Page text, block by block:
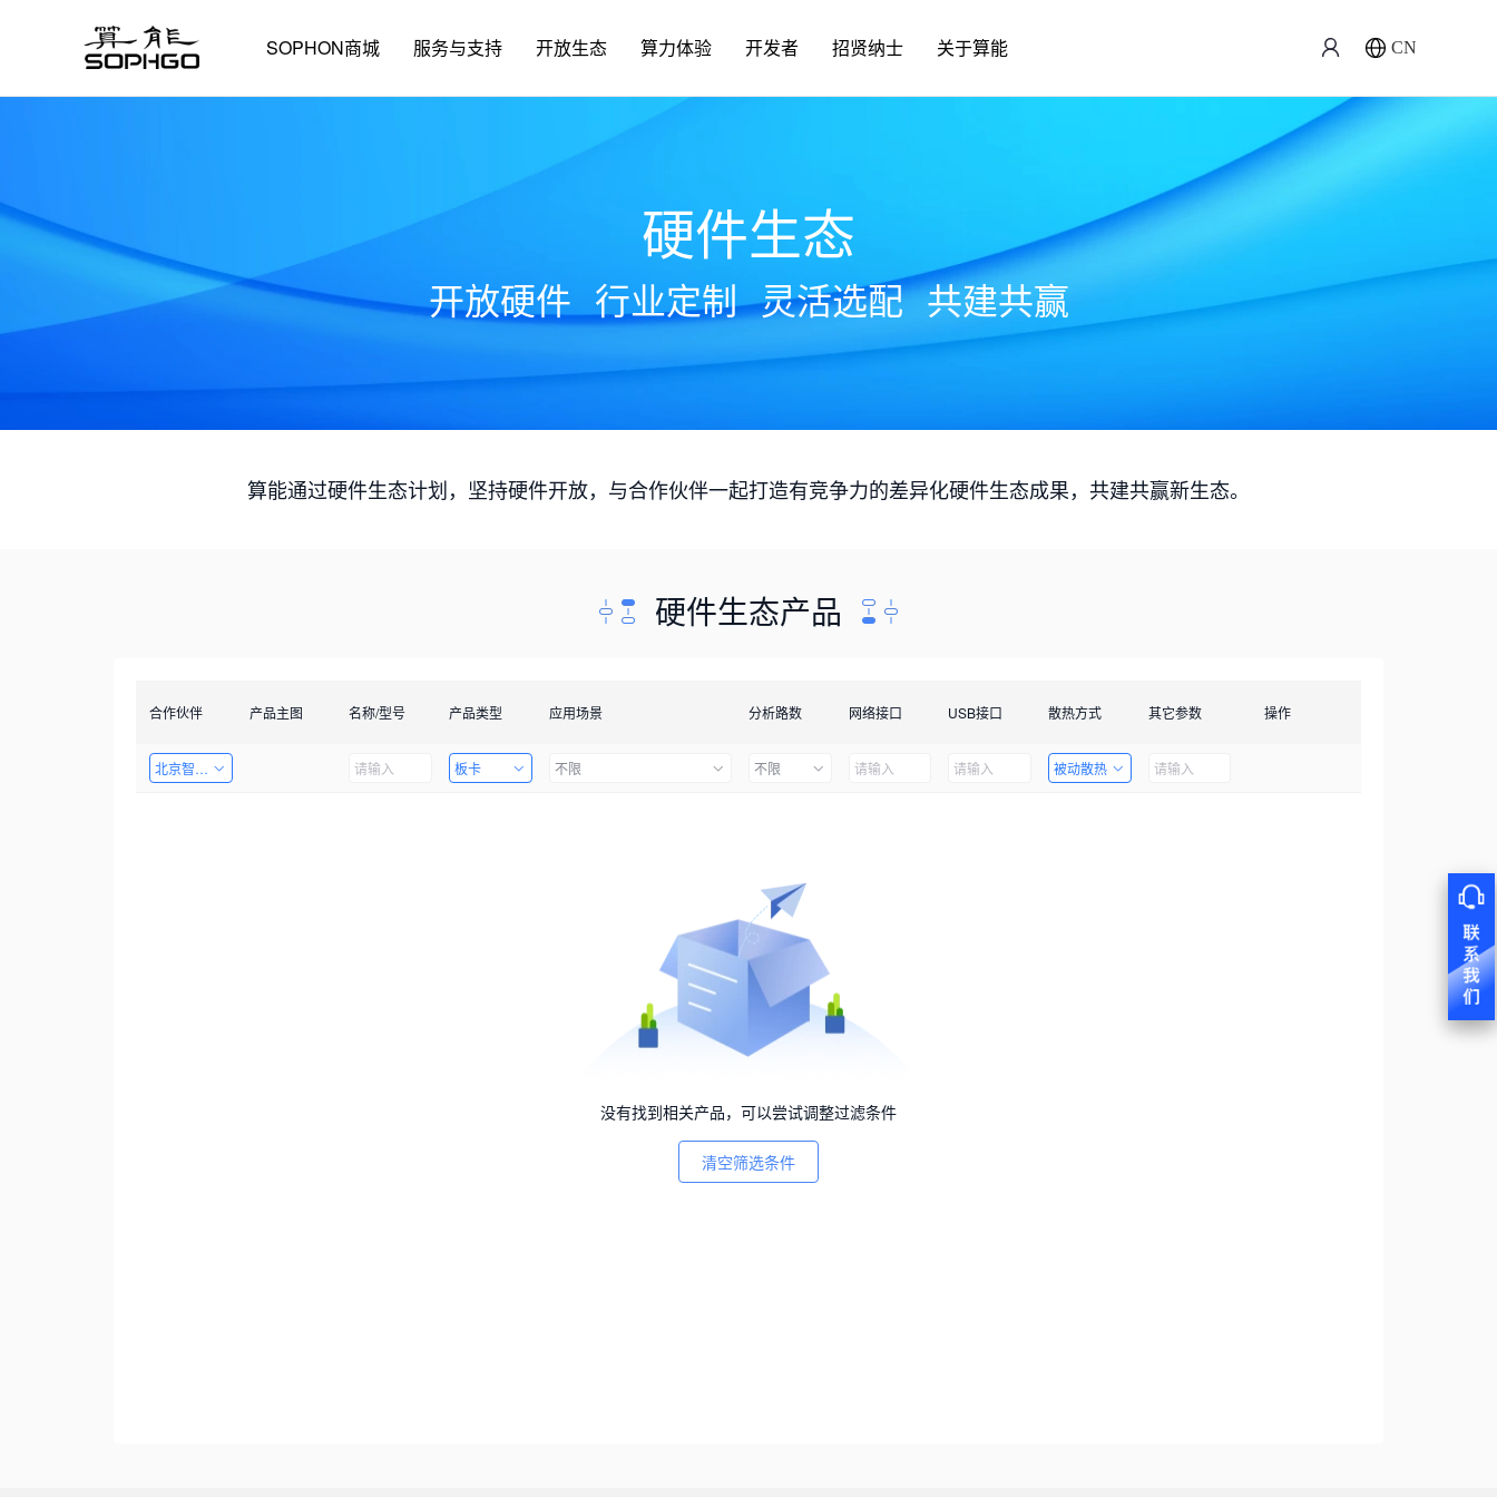
SOPHON商城 服务与支持 开放生态 算力体验 开发者 招贤纳士 关于算能 CN
硬件生态
开放硬件 行业定制 灵活选配 共建共赢
算能通过硬件生态计划，坚持硬件开放，与合作伙伴一起打造有竞争力的差异化硬件生态成果，共建共赢新生态。
硬件生态产品
合作伙伴 产品主图 名称/型号 产品类型 应用场景 分析路数 网络接口 USB接口 散热方式 其它参数 操作
北京智启图瞳科技有限公司 板卡 不限 不限 被动散热
没有找到相关产品，可以尝试调整过滤条件
清空筛选条件